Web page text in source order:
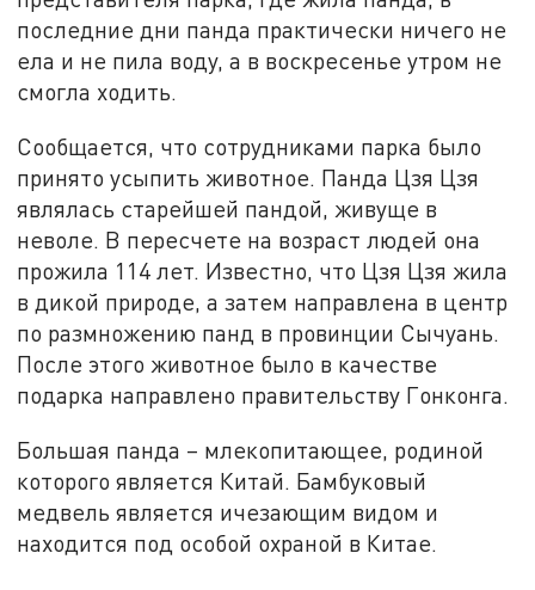
последние дни панда практически ничего не
ела и не пила воду, а в воскресенье утром не
смогла ходить.
Сообщается, что сотрудниками парка было
принято усыпить животное. Панда Цзя Цзя
являлась старейшей пандой, живуще в
неволе. В пересчете на возраст людей она
прожила 114 лет. Известно, что Цзя Цзя жила
в дикой природе, а затем направлена в центр
по размножению панд в провинции Сычуань.
После этого животное было в качестве
подарка направлено правительству Гонконга.
Большая панда – млекопитающее, родиной
которого является Китай. Бамбуковый
медвель является ичезающим видом и
находится под особой охраной в Китае.